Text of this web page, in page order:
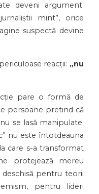
deveni argument.
mint”, orice
suspectă devine
reacții: „nu
pare o formă de
persoane pretind că
se lasă manipulate.
nu este întotdeauna
care s-a transformat
protejează mereu
pentru teorii
pentru lideri